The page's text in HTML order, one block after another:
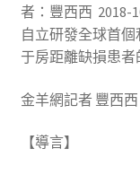
者：豐西西 2018-
自立研發全球首
于房距離缺損患者
金羊網記者 豐西
【導言】